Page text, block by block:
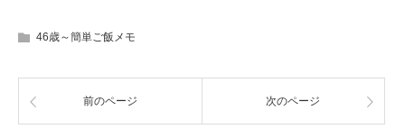
46歳～簡単ご飯メモ
前のページ 次のページ